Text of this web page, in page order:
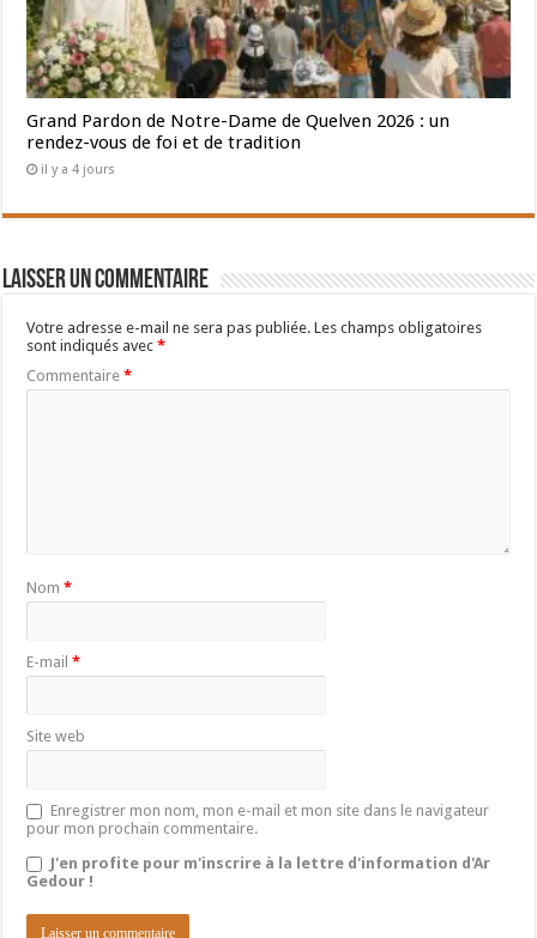
Grand Pardon de Notre-Dame de Quelven 2026 : un
rendez-vous de foi et de tradition
il y a 4 jours
Laisser un commentaire
Votre adresse e-mail ne sera pas publiée. Les champs obligatoires
sont indiqués avec*
Commentaire*
Nom*
E-mail*
Site web
Enregistrer mon nom, mon e-mail et mon site dans le navigateur
pour mon prochain commentaire.
J'en profite pour m'inscrire à la lettre d'information d'Ar
Gedour !